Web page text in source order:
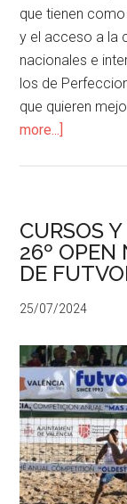
que tienen
y el acceso a la
nacionales e
los de
que quieren
more...]
CURSOS
26º OPEN
DE
25/07/2024